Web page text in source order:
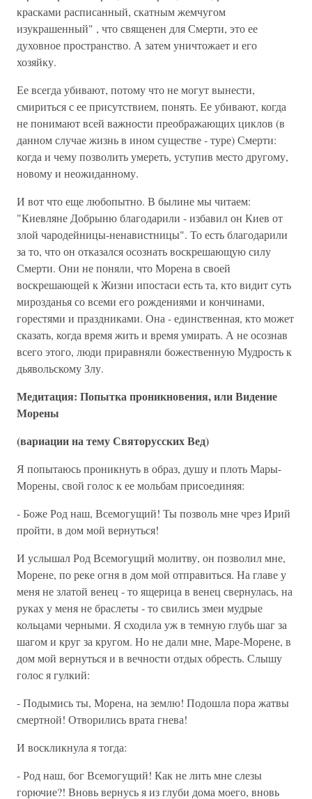
красками расписанный, скатным жемчугом
изукрашенный" , что священен для Смерти, это ее
духовное пространство. А затем уничтожает и его
хозяйку.
Ее всегда убивают, потому что не могут вынести,
смириться с ее присутствием, понять. Ее убивают, когда
не понимают всей важности преображающих циклов (в
данном случае жизнь в ином существе - туре) Смерти:
когда и чему позволить умереть, уступив место другому,
новому и неожиданному.
И вот что еще любопытно. В былине мы читаем:
"Киевляне Добрыню благодарили - избавил он Киев от
злой чародейницы-ненавистницы". То есть благодарили
за то, что он отказался осознать воскрешающую силу
Смерти. Они не поняли, что Морена в своей
воскрешающей к Жизни ипостаси есть та, кто видит суть
мирозданья со всеми его рождениями и кончинами,
горестями и праздниками. Она - единственная, кто может
сказать, когда время жить и время умирать. А не осознав
всего этого, люди приравняли божественную Мудрость к
дьявольскому Злу.
Медитация: Попытка проникновения, или Видение
Морены
(вариации на тему Святорусских Вед)
Я попытаюсь проникнуть в образ, душу и плоть Мары-
Морены, свой голос к ее мольбам присоединяя:
- Боже Род наш, Всемогущий! Ты позволь мне чрез Ирий
пройти, в дом мой вернуться!
И услышал Род Всемогущий молитву, он позволил мне,
Морене, по реке огня в дом мой отправиться. На главе у
меня не златой венец - то ящерица в венец свернулась, на
руках у меня не браслеты - то свились змеи мудрые
кольцами черными. Я сходила уж в темную глубь шаг за
шагом и круг за кругом. Но не дали мне, Маре-Морене, в
дом мой вернуться и в вечности отдых обресть. Слышу
голос я гулкий:
- Подымись ты, Морена, на землю! Подошла пора жатвы
смертной! Отворились врата гнева!
И воскликнула я тогда:
- Род наш, бог Всемогущий! Как не лить мне слезы
горючие?! Вновь вернусь я из глуби дома моего, вновь